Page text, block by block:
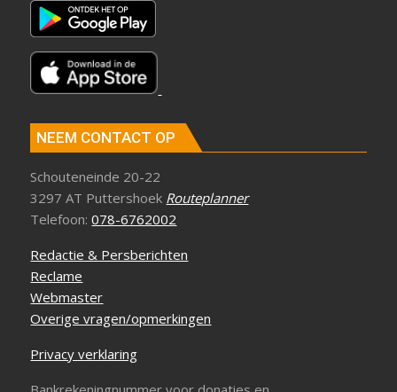
NEEM CONTACT OP
Schouteneinde 20-22
3297 AT Puttershoek Routeplanner
Telefoon:078-6762002
Redactie & Persberichten
Reclame
Webmaster
Overige vragen/opmerkingen
Privacy verklaring